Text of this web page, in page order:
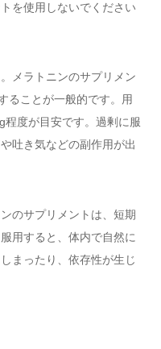
を使用しないでください
。メラトニンのサプリメン
ることが一般的です。用
度が目安です。過剰に服
吐き気などの副作用が出
ンのサプリメントは、短期
用すると、体内で自然に
まったり、依存性が生じ